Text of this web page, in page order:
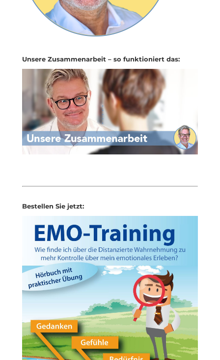
Unsere Zusammenarbeit – so funktioniert das:
Bestellen Sie jetzt: